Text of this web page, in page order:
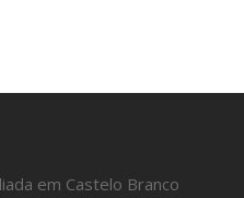
em Castelo Branco